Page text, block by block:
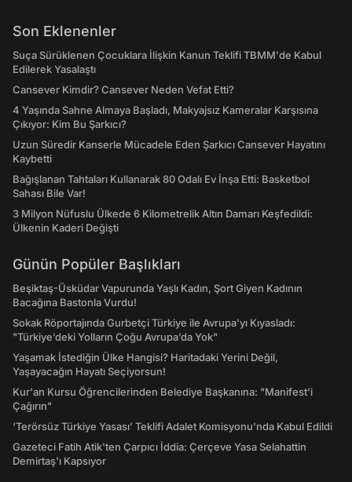
Son Eklenenler
Suça Sürüklenen Çocuklara İlişkin Kanun Teklifi TBMM'de Kabul
Edilerek Yasalaştı
Cansever Kimdir? Cansever Neden Vefat Etti?
4 Yaşında Sahne Almaya Başladı, Makyajsız Kameralar Karşısına
Çıkıyor: Kim Bu Şarkıcı?
Uzun Süredir Kanserle Mücadele Eden Şarkıcı Cansever Hayatını
Kaybetti
Bağışlanan Tahtaları Kullanarak 80 Odalı Ev İnşa Etti: Basketbol
Sahası Bile Var!
3 Milyon Nüfuslu Ülkede 6 Kilometrelik Altın Damarı Keşfedildi:
Ülkenin Kaderi Değişti
Günün Popüler Başlıkları
Beşiktaş-Üsküdar Vapurunda Yaşlı Kadın, Şort Giyen Kadının
Bacağına Bastonla Vurdu!
Sokak Röportajında Gurbetçi Türkiye ile Avrupa'yı Kıyasladı:
"Türkiye’deki Yolların Çoğu Avrupa’da Yok"
Yaşamak İstediğin Ülke Hangisi? Haritadaki Yerini Değil,
Yaşayacağın Hayatı Seçiyorsun!
Kur'an Kursu Öğrencilerinden Belediye Başkanına: "Manifest’i
Çağırın"
‘Terörsüz Türkiye Yasası’ Teklifi Adalet Komisyonu'nda Kabul Edildi
Gazeteci Fatih Atik'ten Çarpıcı İddia: Çerçeve Yasa Selahattin
Demirtaş'ı Kapsıyor